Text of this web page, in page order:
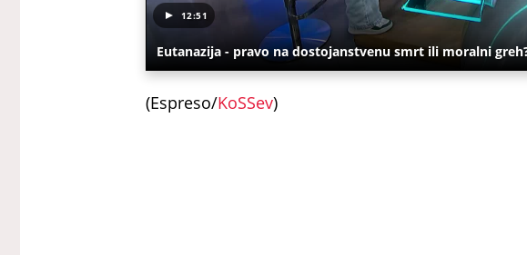
12:51
Eutanazija - pravo na dostojanstvenu smrt ili moralni
(Espreso/KoSSev)